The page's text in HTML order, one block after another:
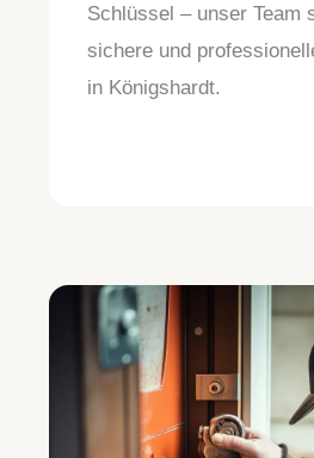
Schlüssel – unser Team
sichere und
in Königshardt.